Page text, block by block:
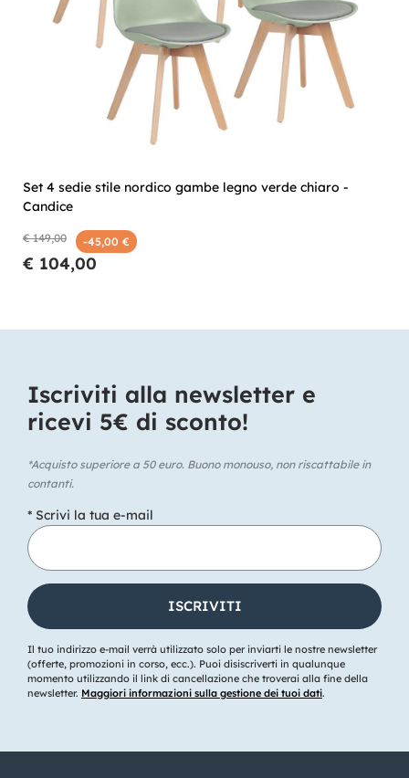
Set 4 sedie stile nordico gambe legno verde chiaro -
Candice
€ 149,00 -45,00 €
€ 104,00
Iscriviti alla newsletter e
ricevi 5€ di sconto!​
*Acquisto superiore a 50 euro. Buono monouso, non riscattabile in
contanti.
* Scrivi la tua e-mail
Il tuo indirizzo e-mail verrà utilizzato solo per inviarti le nostre newsletter
(offerte, promozioni in corso, ecc.). Puoi disiscriverti in qualunque
momento utilizzando il link di cancellazione che troverai alla fine della
newsletter. Maggiori informazioni sulla gestione dei tuoi dati.